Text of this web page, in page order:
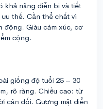
khả năng diễn bi và tiết
thế. Cần thể chất vì
động. Giàu cảm xúc, cơ
cộng.
giống độ tuổi 25 – 30
rõ ràng. Chiều cao: từ
cân đối. Gương mặt điển